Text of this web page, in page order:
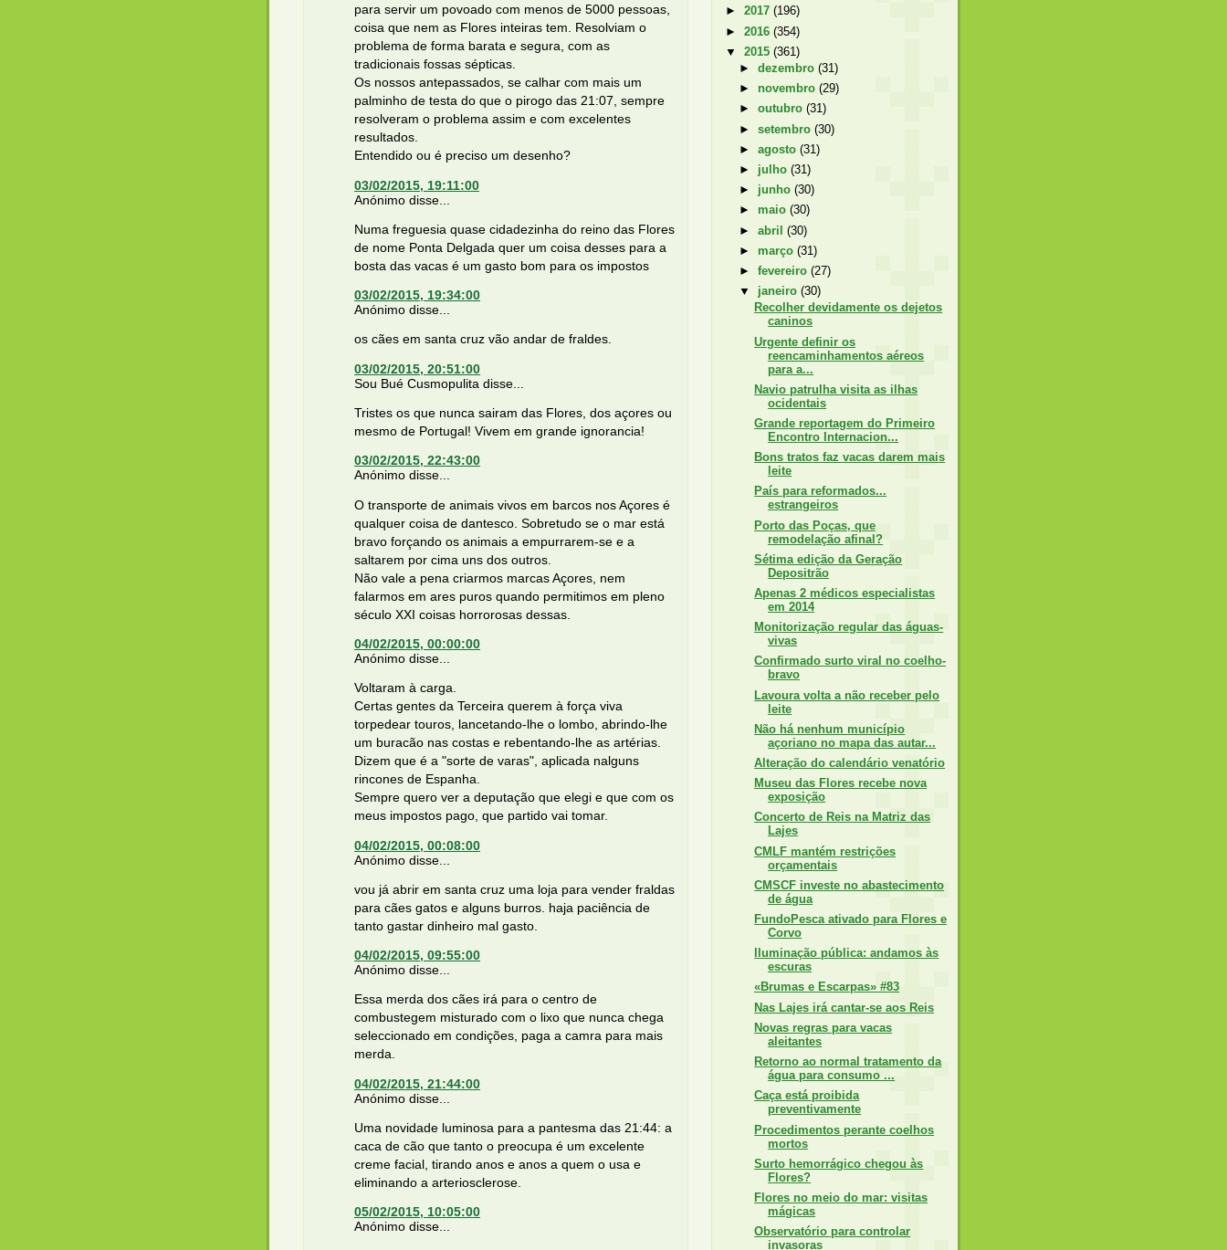
para servir um povoado com menos de 5000 pessoas,
coisa que nem as Flores inteiras tem. Resolviam o
problema de forma barata e segura, com as
tradicionais fossas sépticas.
Os nossos antepassados, se calhar com mais um
palminho de testa do que o pirogo das 21:07, sempre
resolveram o problema assim e com excelentes
resultados.
Entendido ou é preciso um desenho?
03/02/2015, 19:11:00
Anónimo disse...
Numa freguesia quase cidadezinha do reino das Flores
de nome Ponta Delgada quer um coisa desses para a
bosta das vacas é um gasto bom para os impostos
03/02/2015, 19:34:00
Anónimo disse...
os cães em santa cruz vão andar de fraldes.
03/02/2015, 20:51:00
Sou Bué Cusmopulita disse...
Tristes os que nunca sairam das Flores, dos açores ou
mesmo de Portugal! Vivem em grande ignorancia!
03/02/2015, 22:43:00
Anónimo disse...
O transporte de animais vivos em barcos nos Açores é
qualquer coisa de dantesco. Sobretudo se o mar está
bravo forçando os animais a empurrarem-se e a
saltarem por cima uns dos outros.
Não vale a pena criarmos marcas Açores, nem
falarmos em ares puros quando permitimos em pleno
século XXI coisas horrorosas dessas.
04/02/2015, 00:00:00
Anónimo disse...
Voltaram à carga.
Certas gentes da Terceira querem à força viva
torpedear touros, lancetando-lhe o lombo, abrindo-lhe
um buracão nas costas e rebentando-lhe as artérias.
Dizem que é a "sorte de varas", aplicada nalguns
rincones de Espanha.
Sempre quero ver a deputação que elegi e que com os
meus impostos pago, que partido vai tomar.
04/02/2015, 00:08:00
Anónimo disse...
vou já abrir em santa cruz uma loja para vender fraldas
para cães gatos e alguns burros. haja paciência de
tanto gastar dinheiro mal gasto.
04/02/2015, 09:55:00
Anónimo disse...
Essa merda dos cães irá para o centro de
combustegem misturado com o lixo que nunca chega
seleccionado em condições, paga a camra para mais
merda.
04/02/2015, 21:44:00
Anónimo disse...
Uma novidade luminosa para a pantesma das 21:44: a
caca de cão que tanto o preocupa é um excelente
creme facial, tirando anos e anos a quem o usa e
eliminando a arteriosclerose.
05/02/2015, 10:05:00
Anónimo disse...
► 2017 (196)
► 2016 (354)
▼ 2015 (361)
►dezembro(31)
► novembro(29)
►outubro(31)
►setembro(30)
►agosto(31)
► julho(31)
► junho(30)
► maio(30)
►abril(30)
► março(31)
►fevereiro(27)
▼ janeiro(30)
Recolher devidamente os dejetos
caninos
Urgente definir os
reencaminhamentos aéreos
para a...
Navio patrulha visita as ilhas
ocidentais
Grande reportagem do Primeiro
Encontro Internacion...
Bons tratos faz vacas darem mais
leite
País para reformados...
estrangeiros
Porto das Poças, que
remodelação afinal?
Sétima edição da Geração
Depositrão
Apenas 2 médicos especialistas
em 2014
Monitorização regular das águas-
vivas
Confirmado surto viral no coelho-
bravo
Lavoura volta a não receber pelo
leite
Não há nenhum município
açoriano no mapa das autar...
Alteração do calendário venatório
Museu das Flores recebe nova
exposição
Concerto de Reis na Matriz das
Lajes
CMLF mantém restrições
orçamentais
CMSCF investe no abastecimento
de água
FundoPesca ativado para Flores e
Corvo
Iluminação pública: andamos às
escuras
«Brumas e Escarpas» #83
Nas Lajes irá cantar-se aos Reis
Novas regras para vacas
aleitantes
Retorno ao normal tratamento da
água para consumo ...
Caça está proibida
preventivamente
Procedimentos perante coelhos
mortos
Surto hemorrágico chegou às
Flores?
Flores no meio do mar: visitas
mágicas
Observatório para controlar
invasoras